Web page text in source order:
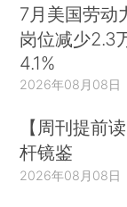
7月美国劳动
岗位减少2.3
4.1%
2026年08月08日
【周刊提前
杆镜鉴
2026年08月08日